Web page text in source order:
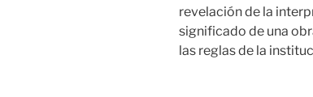
revelación de la
significado de una
las reglas de la